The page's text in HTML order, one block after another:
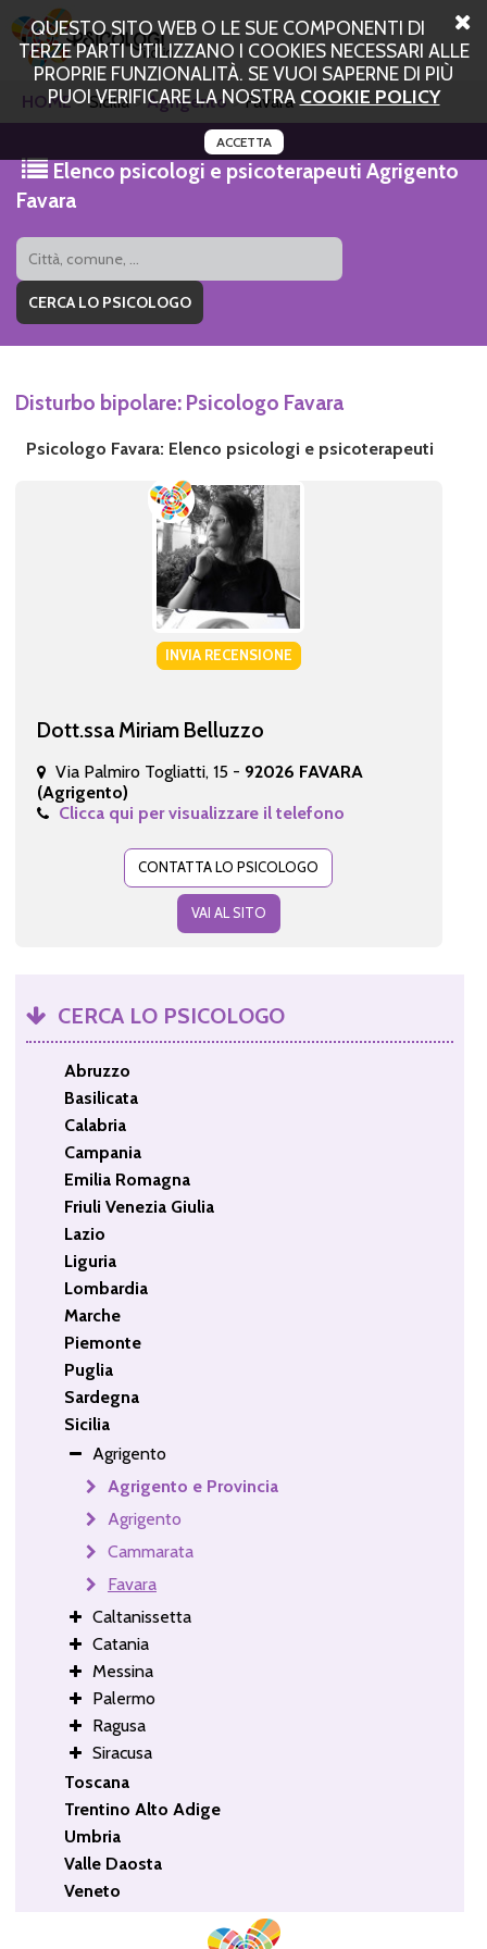
QUESTO SITO WEB O LE SUE COMPONENTI DI
TERZE PARTI UTILIZZANO I COOKIES NECESSARI ALLE
PROPRIE FUNZIONALITÀ. SE VUOI SAPERNE DI PIÙ
PUOI VERIFICARE LA NOSTRA COOKIE POLICY
ACCETTA
HOME Sicilia Agrigento Favara
Elenco psicologi e psicoterapeuti Agrigento
Favara
Disturbo bipolare: Psicologo Favara
Psicologo Favara: Elenco psicologi e psicoterapeuti
INVIA RECENSIONE
Dott.ssa Miriam Belluzzo
Via Palmiro Togliatti, 15 - 92026 FAVARA
(Agrigento)
Clicca qui per visualizzare il telefono
CONTATTA LO PSICOLOGO
VAI AL SITO
CERCA LO PSICOLOGO
Abruzzo
Basilicata
Calabria
Campania
Emilia Romagna
Friuli Venezia Giulia
Lazio
Liguria
Lombardia
Marche
Piemonte
Puglia
Sardegna
Sicilia
Agrigento
Agrigento e Provincia
Agrigento
Cammarata
Favara
Caltanissetta
Catania
Messina
Palermo
Ragusa
Siracusa
Toscana
Trentino Alto Adige
Umbria
Valle Daosta
Veneto